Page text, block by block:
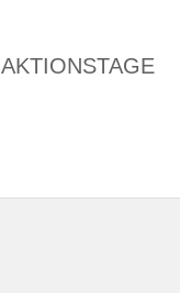
AKTIONSTAGE